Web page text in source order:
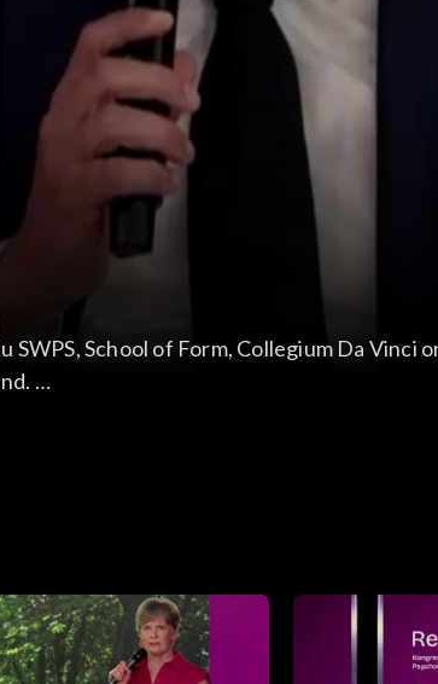
School of Form, Collegium Da Vinci
PZU Życie S.A.